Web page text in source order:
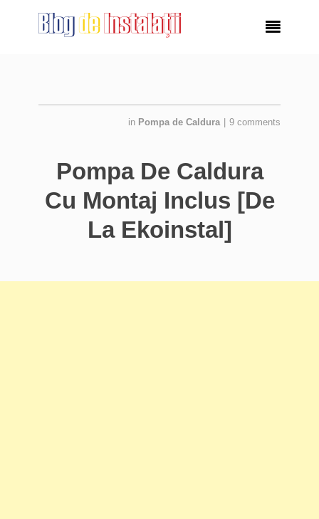

in Pompa de Caldura 9 comments
Pompa De Caldura
Cu Montaj Inclus [De
La Ekoinstal]